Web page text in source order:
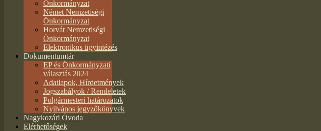
Önkormányzat
Német Nemzetiségi
Önkormányzat
Horvát Nemzetiségi
Önkormányzat
Elektronikus ügyintézés
Dokumentumtár
EP és Önkormányzati
választás 2024
Adatlapok, Hírdetmények
Jogszabályok / Rendeletek
Polgármesteri határozatok
Nyilvános jegyzőkönyvek
Nagykozári Óvoda
Elérhetőségek